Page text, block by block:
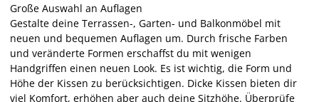
Große Auswahl an Auflagen
Gestalte deine Terrassen-, Garten- und Balkonmöbel mit
neuen und bequemen Auflagen um. Durch frische Farben
und veränderte Formen erschaffst du mit wenigen
Handgriffen einen neuen Look. Es ist wichtig, die Form und
Höhe der Kissen zu berücksichtigen. Dicke Kissen bieten dir
viel Komfort, erhöhen aber auch deine Sitzhöhe. Überprüfe